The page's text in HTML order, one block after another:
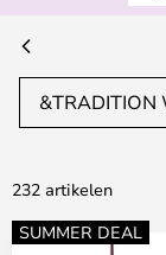
&TRADITION
232 artikelen
SUMMER DEAL